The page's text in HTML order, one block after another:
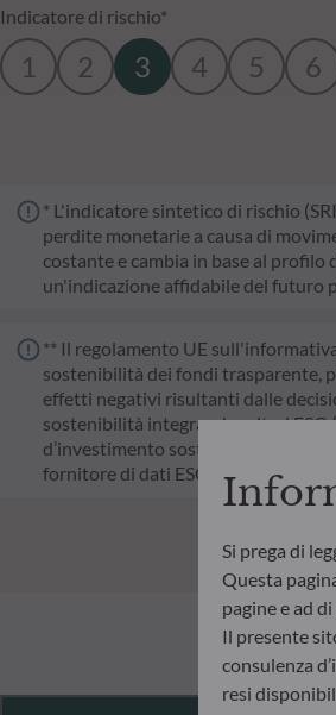
Indicatore di rischio*
1 2 3 4 5 6
* L'indicatore sintetico di rischio
perdite monetarie a causa di
costante e cambia in base al
un'indicazione affidabile del futuro
** Il regolamento UE
sostenibilità dei fondi trasparente,
effetti negativi risultanti dalle
sostenibilità integrando criteri ESG
d’investimento sostenibile che
fornitore di dati ESG esterno della
Si prega di
Questa
pagine e ad
Il presente
consulenza
resi